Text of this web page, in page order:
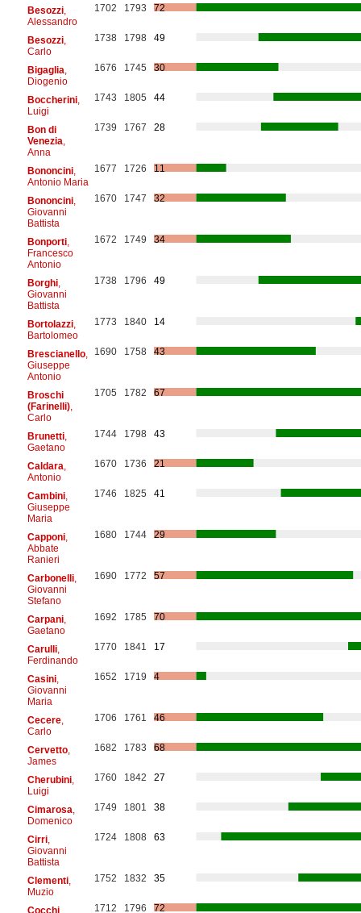
Besozzi,
Alessandro
1702 1793 72
Besozzi,
Carlo
1738 1798 49
Bigaglia
Diogenio
1676 1745 30
Boccherini,
Luigi
1743 1805 44
Bon di
Venezia
Anna
1739 1767 28
Bononcini,
Antonio Maria
1677 1726 11
Bononcini,
Giovanni
Battista
1670 1747 32
Bonporti,
Francesco
Antonio
1672 1749 34
Borghi,
Giovanni
Battista
1738 1796 49
Bortolazzi,
Bartolomeo
1773 1840 14
Brescianello,
Giuseppe
Antonio
1690 1758 43
Broschi
(Farinelli),
Carlo
1705 1782 67
Brunetti,
Gaetano
1744 1798 43
Caldara
Antonio
1670 1736 21
Cambini,
Giuseppe
Maria
1746 1825 41
Capponi,
Abbate
Ranieri
1680 1744 29
Carbonelli,
Giovanni
Stefano
1690 1772 57
Carpani,
Gaetano
1692 1785 70
Carulli,
Ferdinando
1770 1841 17
Casini,
Giovanni
Maria
1652 1719 4
Cecere,
Carlo
1706 1761 46
Cervetto,
James
1682 1783 68
Cherubini,
Luigi
1760 1842 27
Cimarosa
Domenico
1749 1801 38
Cirri,
Giovanni
Battista
1724 1808 63
Clementi,
Muzio
1752 1832 35
Cocchi, 1712 1796 72